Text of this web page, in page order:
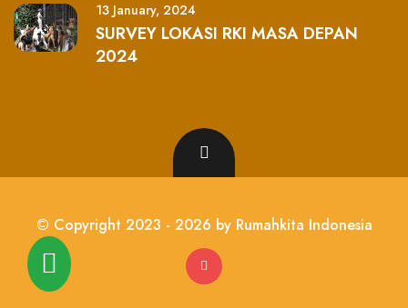
13 January, 2024
SURVEY LOKASI RKI MASA DEPAN
2024
© Copyright 2023 - 2026 by Rumahkita Indonesia